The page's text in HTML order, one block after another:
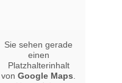
Sie sehen gerade
einen
Platzhalterinhalt
von Google Maps